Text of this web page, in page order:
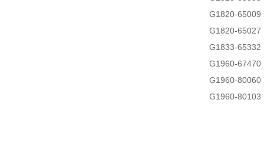
G1820-
G1820-
G1833-
G1960-
G1960-
G1960-